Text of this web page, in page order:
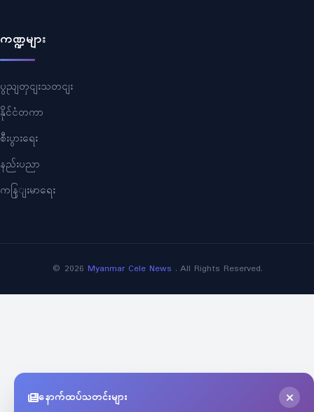
ကဏ္ဍများ
ပွညျတှငျးသတငျး
နိုင်ငံတကာ
စီးပွားရေး
နည်းပညာ
ကနြျးမာရေး
© 2026 Myanmar Cele News . All Rights Reserved.
နောက်ထပ်သတင်းများ